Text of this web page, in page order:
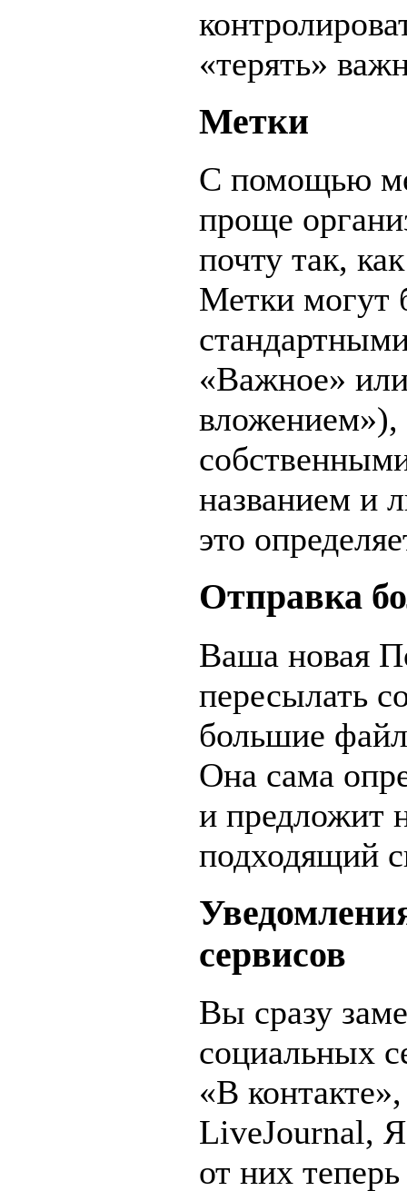
«терять»
Метки
С помощью
проще
почту так,
Метки могут
«Важное»
названием и
это
Отправка
Ваша новая
пересылать
большие
Она сама
и предложит
подходящий
сервисов
Вы сразу
социальных
«В
LiveJournal,
от них